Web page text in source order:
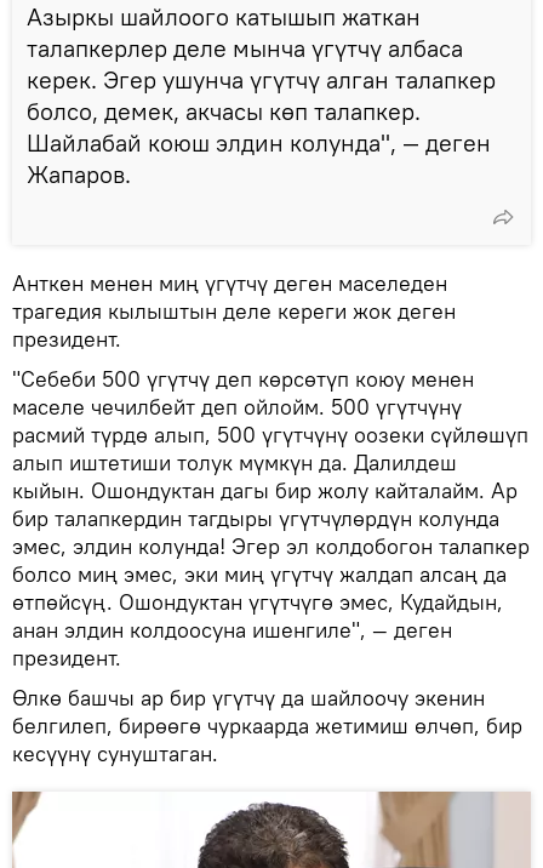
Азыркы шайлоого катышып жаткан
талапкерлер деле мынча үгүтчү албаса
керек. Эгер ушунча үгүтчү алган талапкер
болсо, демек, акчасы көп талапкер.
Шайлабай коюш элдин колунда", — деген
Жапаров.
Анткен менен миң үгүтчү деген маселеден
трагедия кылыштын деле кереги жок деген
президент.
"Себеби 500 үгүтчү деп көрсөтүп коюу менен
маселе чечилбейт деп ойлойм. 500 үгүтчүнү
расмий түрдө алып, 500 үгүтчүнү оозеки сүйлөшүп
алып иштетиши толук мүмкүн да. Далилдеш
кыйын. Ошондуктан дагы бир жолу кайталайм. Ар
бир талапкердин тагдыры үгүтчүлөрдүн колунда
эмес, элдин колунда! Эгер эл колдобогон талапкер
болсо миң эмес, эки миң үгүтчү жалдап алсаң да
өтпөйсүң. Ошондуктан үгүтчүгө эмес, Кудайдын,
анан элдин колдоосуна ишенгиле", — деген
президент.
Өлкө башчы ар бир үгүтчү да шайлоочу экенин
белгилеп, бирөөгө чуркаарда жетимиш өлчөп, бир
кесүүнү сунуштаган.